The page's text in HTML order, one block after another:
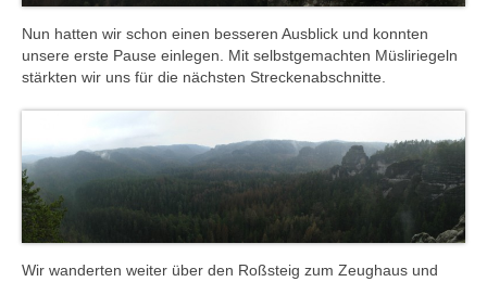
Nun hatten wir schon einen besseren Ausblick und konnten
unsere erste Pause einlegen. Mit selbstgemachten Müsliriegeln
stärkten wir uns für die nächsten Streckenabschnitte.
Wir wanderten weiter über den Roßsteig zum Zeughaus und